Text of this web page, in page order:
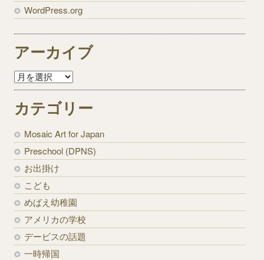
WordPress.org
アーカイブ
カテゴリー
Mosaic Art for Japan
Preschool (DPNS)
お出掛け
こども
めばえ幼稚園
アメリカの学校
デービスの話題
一時帰国